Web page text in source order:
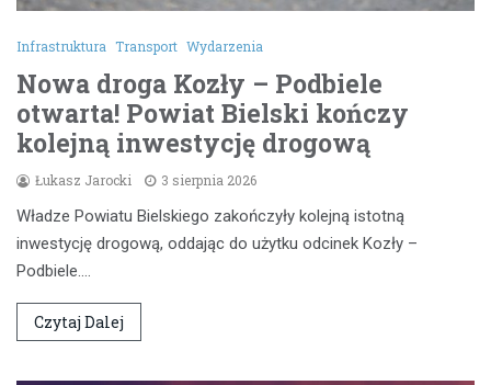
Infrastruktura Transport Wydarzenia
Nowa droga Kozły – Podbiele
otwarta! Powiat Bielski kończy
kolejną inwestycję drogową
Łukasz Jarocki 3 sierpnia 2026
Władze Powiatu Bielskiego zakończyły kolejną istotną
inwestycję drogową, oddając do użytku odcinek Kozły –
Podbiele.…
Czytaj Dalej